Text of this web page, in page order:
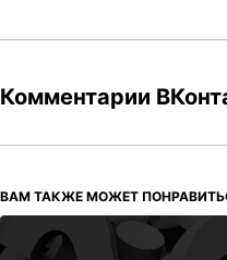
Комментарии
ВАМ ТАКЖЕ МОЖЕТ